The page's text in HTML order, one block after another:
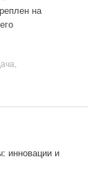
на
инновации и